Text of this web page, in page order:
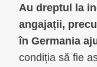
Au dreptul la
angajații,
în Germania
condiția să fie